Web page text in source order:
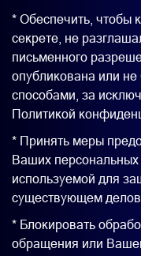
* Обеспечить, чтобы
секрете, не
письменного
опубликована или
способами, за
Политикой
* Принять меры
Ваших персональных
используемой для
существующем
* Блокировать
обращения или